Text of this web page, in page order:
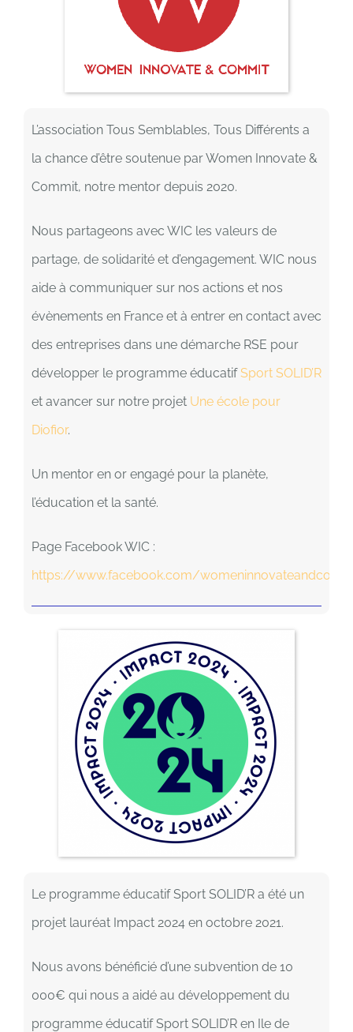
L’association Tous Semblables, Tous Différents a
la chance d’être soutenue par Women Innovate &
Commit, notre mentor depuis 2020.
Nous partageons avec WIC les valeurs de
partage, de solidarité et d’engagement. WIC nous
aide à communiquer sur nos actions et nos
évènements en France et à entrer en contact avec
des entreprises dans une démarche RSE pour
développer le programme éducatifSport SOLID’R
et avancer sur notre projet Une école pour
Diofior.
Un mentor en or engagé pour la planète,
l’éducation et la santé.
Page Facebook WIC :
https://www.facebook.com/
Le programme éducatif Sport SOLID’R a été un
projet lauréat Impact 2024 en octobre 2021.
Nous avons bénéficié d’une subvention de 10
000€ qui nous a aidé au développement du
programme éducatif Sport SOLID’R en Ile de